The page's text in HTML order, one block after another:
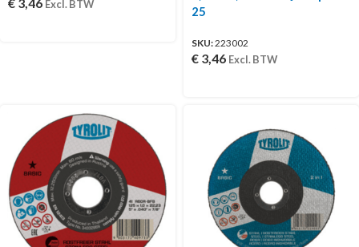
Excl. BTW
25
SKU:223002
€ 3,46 Excl. BTW